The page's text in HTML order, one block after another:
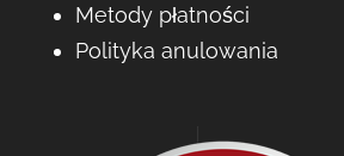
Metody płatności
Polityka anulowania